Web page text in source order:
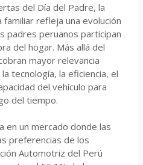
del Día del Padre, la
familiar refleja una evolución
padres peruanos participan
del hogar. Más allá del
mayor relevancia
tecnología, la eficiencia, el
del vehículo para
del tiempo.
en un mercado donde las
preferencias de los
Automotriz del Perú